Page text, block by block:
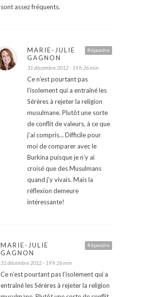
sont assez fréquents.
Répondre
MARIE-JULIE
GAGNON
31 décembre 2012 - 19 h 26 min
Ce n’est pourtant pas
l’isolement qui a entraîné les
Sérères à rejeter la religion
musulmane. Plutôt une sorte
de conflit de valeurs, à ce que
j’ai compris… Difficile pour
moi de comparer avec le
Burkina puisque je n’y ai
croisé que des Musulmans
quand j’y vivais. Mais la
réflexion demeure
intéressante!
Répondre
MARIE-JULIE
GAGNON
31 décembre 2012 - 19 h 26 min
Ce n’est pourtant pas l’isolement qui a
entraîné les Sérères à rejeter la religion